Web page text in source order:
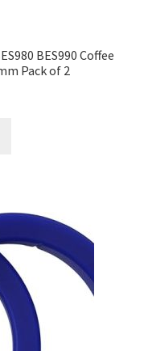
BES990 Coffee
Pack of 2